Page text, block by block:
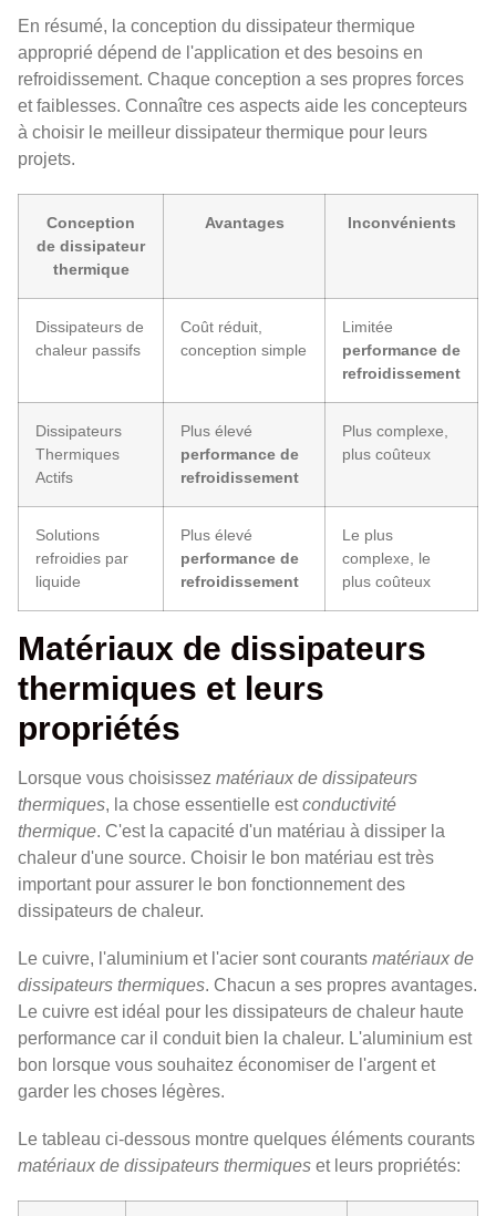
En résumé, la conception du dissipateur thermique
approprié dépend de l'application et des besoins en
refroidissement. Chaque conception a ses propres forces
et faiblesses. Connaître ces aspects aide les concepteurs
à choisir le meilleur dissipateur thermique pour leurs
projets.
Conception
de dissipateur
thermique
Avantages Inconvénients
Dissipateurs de
chaleur passifs
Coût réduit,
conception simple
Limitée
performance de
refroidissement
Dissipateurs
Thermiques
Actifs
Plus élevé
performance de
refroidissement
Plus complexe,
plus coûteux
Solutions
refroidies par
liquide
Plus élevé
performance de
refroidissement
Le plus
complexe, le
plus coûteux
Matériaux de dissipateurs
thermiques et leurs
propriétés
Lorsque vous choisissez matériaux de dissipateurs
thermiques, la chose essentielle estconductivité
thermique. C'est la capacité d'un matériau à dissiper la
chaleur d'une source. Choisir le bon matériau est très
important pour assurer le bon fonctionnement des
dissipateurs de chaleur.
Le cuivre, l'aluminium et l'acier sont courants matériaux de
dissipateurs thermiques. Chacun a ses propres avantages.
Le cuivre est idéal pour les dissipateurs de chaleur haute
performance car il conduit bien la chaleur. L'aluminium est
bon lorsque vous souhaitez économiser de l'argent et
garder les choses légères.
Le tableau ci-dessous montre quelques éléments courants
matériaux de dissipateurs thermiques et leurs propriétés: